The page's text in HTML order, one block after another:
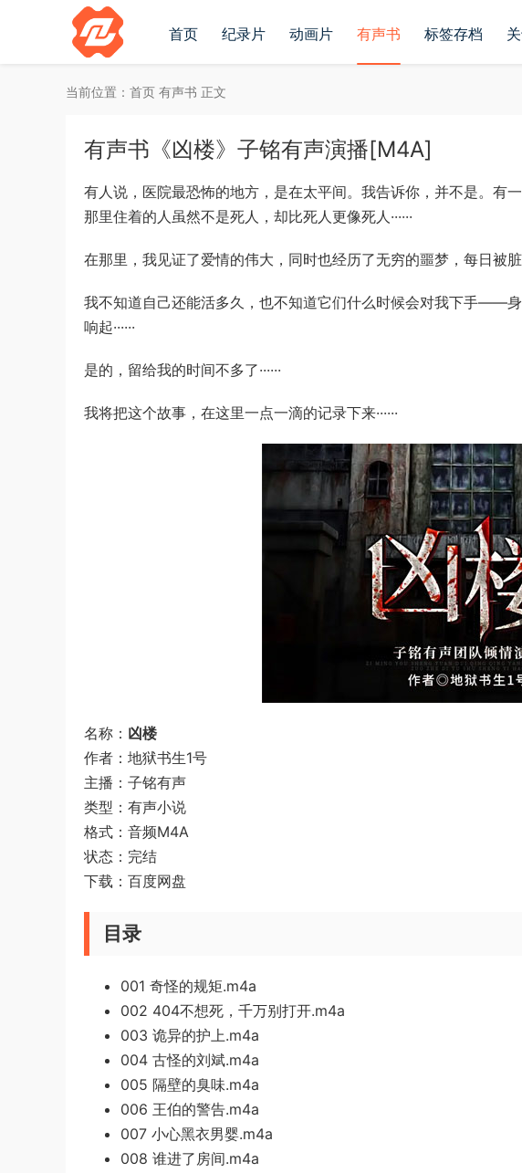
首页 纪录片 动画片 有声书 标签存档
当前位置： 首页 有声书 正文
有声书《凶楼》子铭有声演播[M4A]
有人说，医院最恐怖的地方，是在太平间。我告诉你，并不是。有
那里住着的人虽然不是死人，却比死人更像死人······
在那里，我见证了爱情的伟大，同时也经历了无穷的噩梦，每日被脏
我不知道自己还能活多久，也不知道它们什么时候会对我下手——
响起······
是的，留给我的时间不多了······
我将把这个故事，在这里一点一滴的记录下来······
名称： 凶楼
作者：地狱书生1号
主播：子铭有声
类型：有声小说
格式：音频M4A
状态：完结
下载：百度网盘
目录
001 奇怪的规矩.m4a
002 404不想死，千万别打开.m4a
003 诡异的护上.m4a
004 古怪的刘斌.m4a
005 隔壁的臭味.m4a
006 王伯的警告.m4a
007 小心黑衣男婴.m4a
008 谁进了房间.m4a